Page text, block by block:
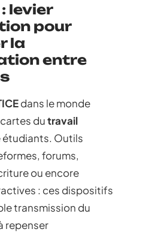
: levier
pour
la
entre
dans le monde
dutravail
étudiants. Outils
forums,
ou encore
: ces dispositifs
transmission du
repenser